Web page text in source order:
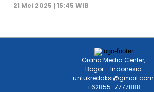
21 Mei 2025 | 15:45 WIB
Graha Media Center,
Bogor - Indonesia
untukredaksi@gmail.com
+62855-7777888